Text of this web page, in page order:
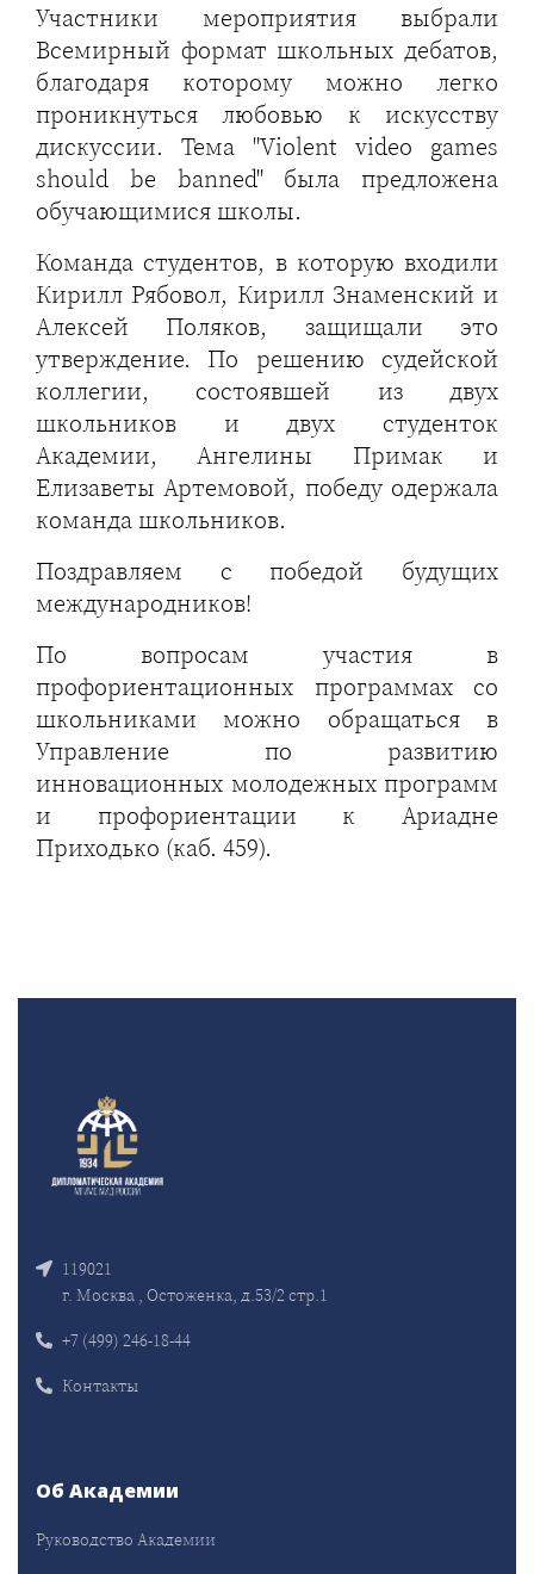
Участники мероприятия выбрали
Всемирный формат школьных дебатов,
благодаря которому можно легко
проникнуться любовью к искусству
дискуссии. Тема "Violent video games
should be banned" была предложена
обучающимися школы.
Команда студентов, в которую входили
Кирилл Рябовол, Кирилл Знаменский и
Алексей Поляков, защищали это
утверждение. По решению судейской
коллегии, состоявшей из двух
школьников и двух студенток
Академии, Ангелины Примак и
Елизаветы Артемовой, победу одержала
команда школьников.
Поздравляем с победой будущих
международников!
По вопросам участия в
профориентационных программах со
школьниками можно обращаться в
Управление по развитию
инновационных молодежных программ
и профориентации к Ариадне
Приходько (каб. 459).
119021
г. Москва , Остоженка, д.53/2 стр.1
+7 (499) 246-18-44
Контакты
Об Академии
Руководство Академии